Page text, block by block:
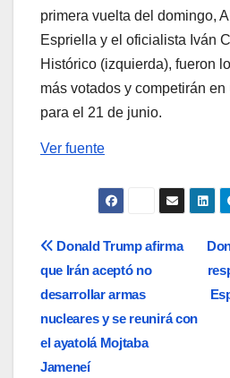
primera vuelta del domingo,
Espriella y el oficialista Iván
Histórico (izquierda), fueron
más votados y competirán
para el 21 de junio.
Ver fuente
Navegación
de
entradas
Donald Trump afirma
que Irán aceptó no
desarrollar armas
nucleares y se reunirá con
el ayatolá Mojtaba
Jameneí